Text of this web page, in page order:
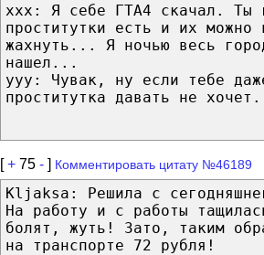
xxx: Я себе ГТА4 скачал. Ты
проститутки есть и их можно
жахнуть... Я ночью весь
нашел...
yyy: Чувак, ну если тебе
проститутка давать не
[+ 75 - ] Комментировать цитату №46189
Kljaksa: Решила с
На работу и с работы
болят, жуть! Зато, таким
на транспорте 72 рубля!